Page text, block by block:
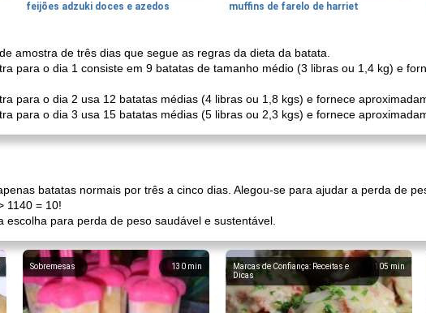
feijões adzuki doces e azedos muffins de farelo de harriet
amostra de três dias que segue as regras da dieta da batata.
para o dia 1 consiste em 9 batatas de tamanho médio (3 libras ou 1,4 kg) e
para o dia 2 usa 12 batatas médias (4 libras ou 1,8 kgs) e fornece
para o dia 3 usa 15 batatas médias (5 libras ou 2,3 ​​kgs) e fornece
batatas normais por três a cinco dias. Alegou-se para ajudar a perda de
1140 = 10!
escolha para perda de peso saudável e sustentável.
130 min
Sobremesas 105 min
Marcas de Confiança: Receitas e
Dicas